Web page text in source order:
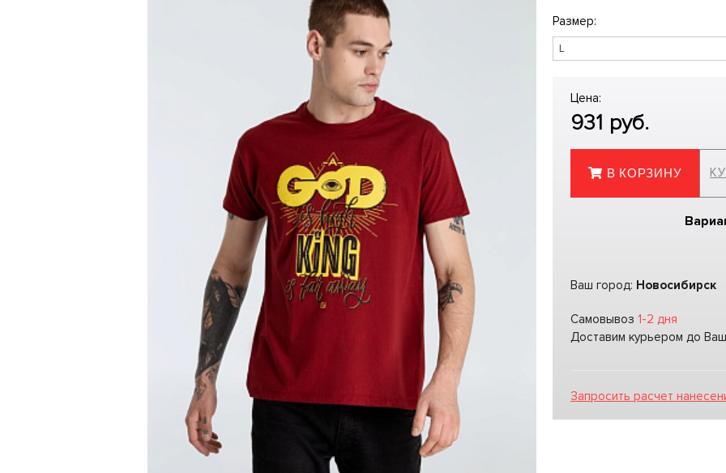
Размер:
Цена:
931 руб.
В КОРЗИНУ
Ваш город: Новосибирск
Самовывоз 1-2 дня
Доставим курьером до
Запросить расчет